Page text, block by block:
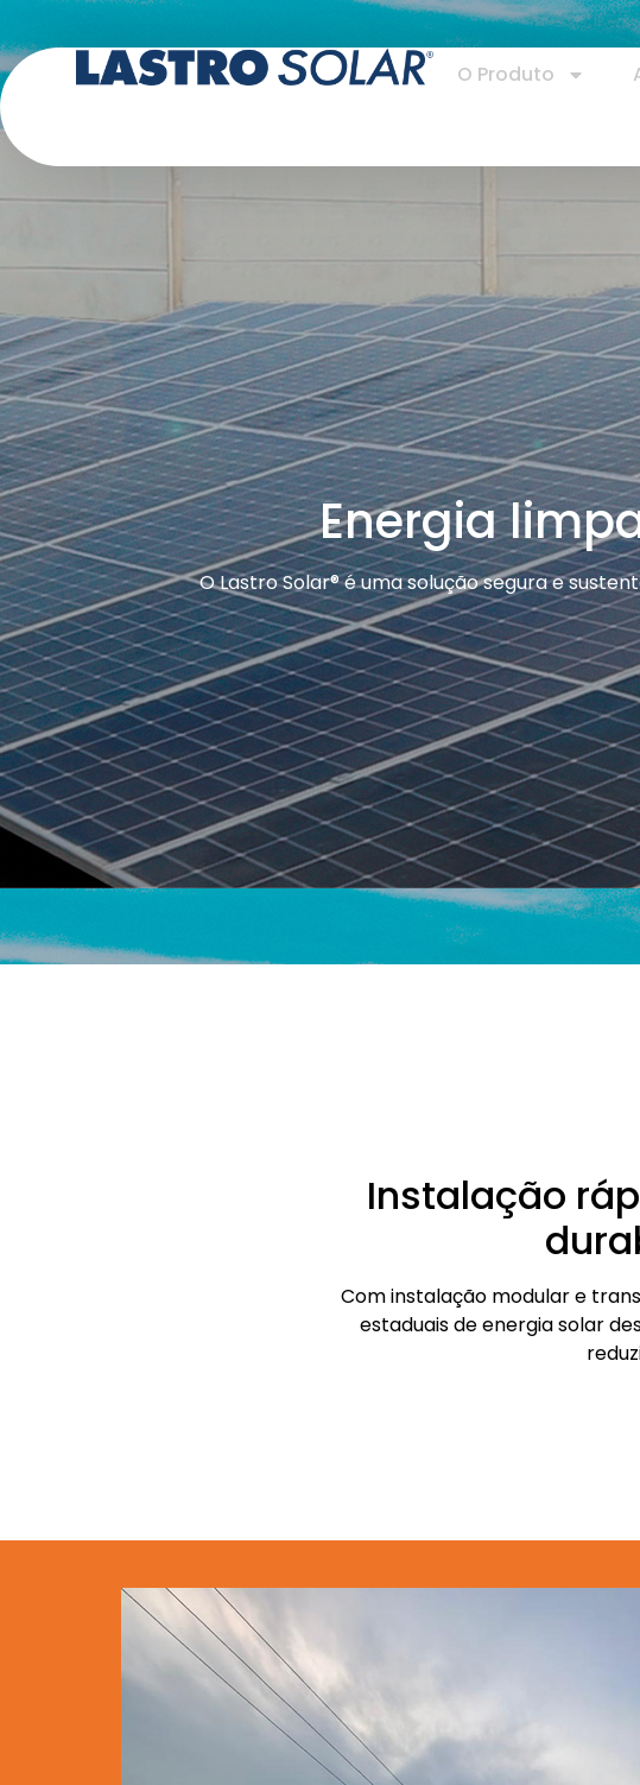
O Produto
Energia
O Lastro Solar® é uma solução segura e
Instalação
Com instalação modular e
estaduais de energia solar